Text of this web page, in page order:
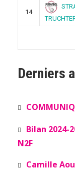
14
Derniers
Bilan 2024-
N2F
Camille